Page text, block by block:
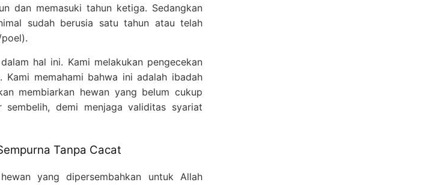
dan memasuki tahun ketiga. Sedangkan
sudah berusia satu tahun atau telah
hal ini. Kami melakukan pengecekan
memahami bahwa ini adalah ibadah
membiarkan hewan yang belum cukup
demi menjaga validitas syariat
Tanpa Cacat
yang dipersembahkan untuk Allah